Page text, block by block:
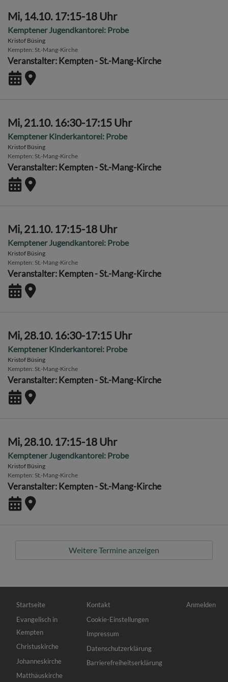
Mi, 14.10. 17:15-18 Uhr
Kemptener Jugendkantorei: Probe
Kristof Büsing
Kempten St.-Mang-Kirche
Veranstalter: Kempten - St.-Mang-Kirche
Mi, 21.10. 16:30-17:15 Uhr
Kemptener Kinderkantorei: Probe
Kristof Büsing
Kempten St.-Mang-Kirche
Veranstalter: Kempten - St.-Mang-Kirche
Mi, 21.10. 17:15-18 Uhr
Kemptener Jugendkantorei: Probe
Kristof Büsing
Kempten St.-Mang-Kirche
Veranstalter: Kempten - St.-Mang-Kirche
Mi, 28.10. 16:30-17:15 Uhr
Kemptener Kinderkantorei: Probe
Kristof Büsing
Kempten St.-Mang-Kirche
Veranstalter: Kempten - St.-Mang-Kirche
Mi, 28.10. 17:15-18 Uhr
Kemptener Jugendkantorei: Probe
Kristof Büsing
Kempten St.-Mang-Kirche
Veranstalter: Kempten - St.-Mang-Kirche
Weitere Termine anzeigen
Hauptnavigation
Startseite
Evangelisch in
Kempten
Christuskirche
Johanneskirche
Matthäuskirche
Fußbereichsmenü
Kontakt
Cookie-Einstellungen
Impressum
Datenschutzerklärung
Barrierefreiheitserklärung
Anmelden